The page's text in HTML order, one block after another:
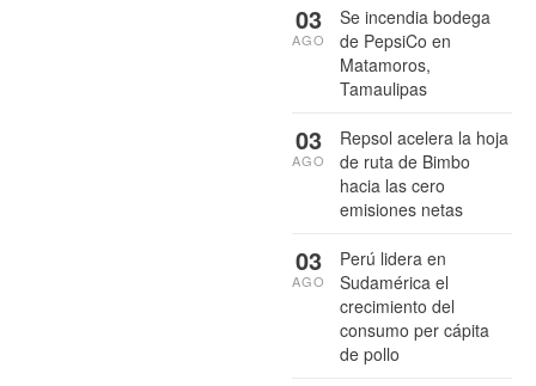
Se incendia bodega
de PepsiCo en
Matamoros,
Tamaulipas
03
AGO
Repsol acelera la hoja
de ruta de Bimbo
hacia las cero
emisiones netas
03
AGO
Perú lidera en
Sudamérica el
crecimiento del
consumo per cápita
de pollo
03
AGO